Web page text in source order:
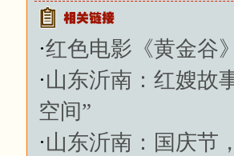
·红色电影《黄金谷
·山东沂南：红嫂故
空间”
·山东沂南：国庆节